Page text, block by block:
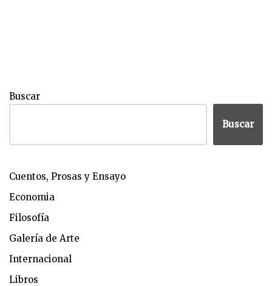
Buscar
Buscar
Cuentos, Prosas y Ensayo
Economia
Filosofía
Galería de Arte
Internacional
Libros